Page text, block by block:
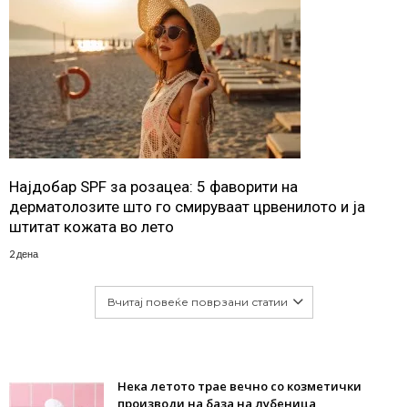
Најдобар SPF за розацеа: 5 фаворити на
дерматолозите што го смируваат црвенилото и ја
штитат кожата во лето
2 дена
Вчитај повеќе поврзани статии
Нека летото трае вечно со козметички
производи на база на лубеница